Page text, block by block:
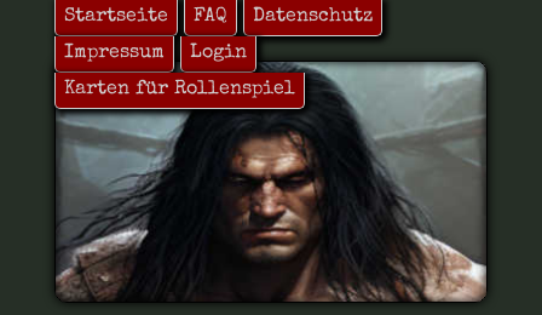
Startseite FAQ
Datenschutz
Impressum
Login
Karten für Rollenspiel
Farlornslant